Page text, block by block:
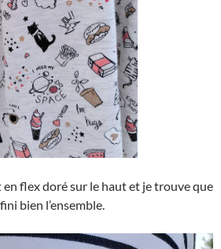
en flex doré sur le haut et je trouve que
bien l’ensemble.